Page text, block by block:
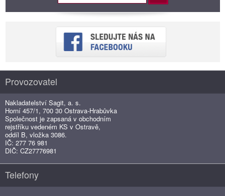
Provozovatel
Nakladatelství Sagit, a. s.
Horní 457/1, 700 30 Ostrava-Hrabůvka
Společnost je zapsaná v obchodním
rejstříku vedeném KS v Ostravě,
oddíl B, vložka 3086.
IČ: 277 76 981
DIČ: CZ27776981
Telefony